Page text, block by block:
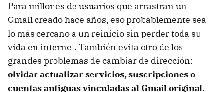
Para millones de usuarios que arrastran un
Gmail creado hace años, eso probablemente sea
lo más cercano a un reinicio sin perder toda su
vida en internet. También evita otro de los
grandes problemas de cambiar de dirección:
olvidar actualizar servicios, suscripciones o
cuentas antiguas vinculadas al Gmail original.